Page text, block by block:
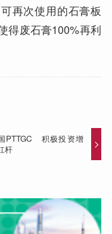
再次使用的石膏板
得废石膏100%再利
PTTGC 积极投资增
杆